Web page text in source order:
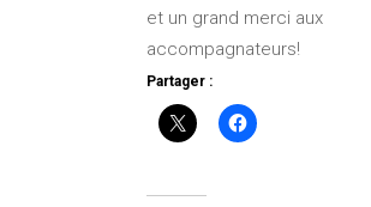
et un grand merci aux
accompagnateurs!
Partager :